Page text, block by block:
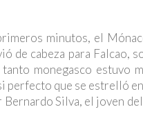
minutos, el
de cabeza para Falcao,
monegasco estuvo
perfecto que se estrelló
Silva, el joven